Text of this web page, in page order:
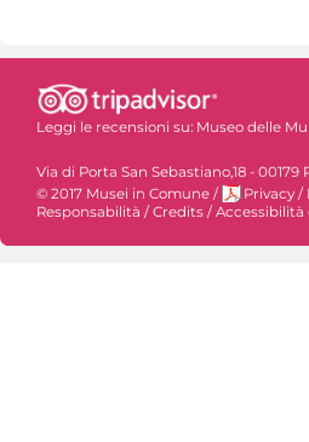
Leggi le recensioni su: Museo delle
Via di Porta San Sebastiano,18 - 00179
© 2017 Musei in Comune / Privacy /
Responsabilità /Credits /Accessibilità